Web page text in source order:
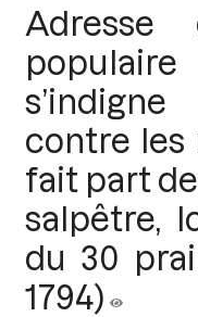
contre les
fait part
salpêtre,
du 30
1794)